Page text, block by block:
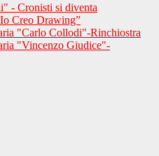
- Cronisti si diventa
Creo Drawing”
"Carlo Collodi"-Rinchiostra
"Vincenzo Giudice"-